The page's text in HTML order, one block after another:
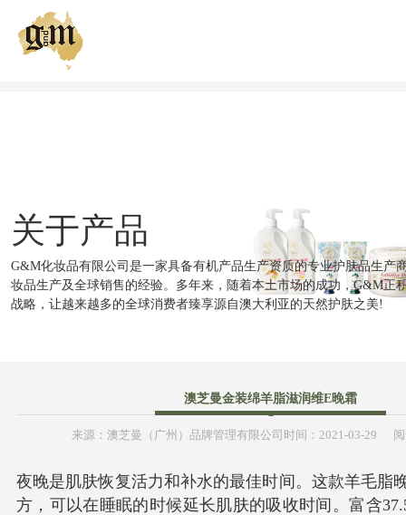
健康肌肤俱乐部
全球购买
关于产品
G&M化妆品有限公司是一家具备有机产品生产资质的专业护肤品生产
妆品生产及全球销售的经验。多年来，随着本土市场的成功，G&M正
战略，让越来越多的全球消费者臻享源自澳大利亚的天然护肤之美!
澳芝曼金装绵羊脂滋润维E晚霜
来源： 澳芝曼（广州）品牌管理有限公司 时间： 2021-03-29
夜晚是肌肤恢复活力和补水的最佳时间。这款羊毛脂
方，可以在睡眠的时候延长肌肤的吸收时间。富含